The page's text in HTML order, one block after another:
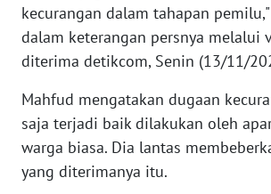
kecurangan dalam tahapan
dalam keterangan persnya melalui
diterima detikcom, Senin (13/11/
Mahfud mengatakan dugaan
saja terjadi baik dilakukan oleh
warga biasa. Dia lantas
yang diterimanya itu.
KARIR
Wahana
News
Regional